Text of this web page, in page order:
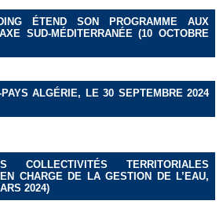
ÉTEND SON PROGRAMME AUX
SUD-MÉDITERRANÉE (10 OCTOBRE
PAYS ALGÉRIE, LE 30 SEPTEMBRE 2024
TERRITORIALES
CHARGE DE LA GESTION DE L’EAU,
2024)